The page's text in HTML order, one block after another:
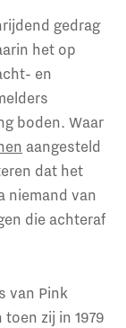
gedrag
het op
en
boden. Waar
aangesteld
dat het
niemand van
die achteraf
van Pink
zij in 1979